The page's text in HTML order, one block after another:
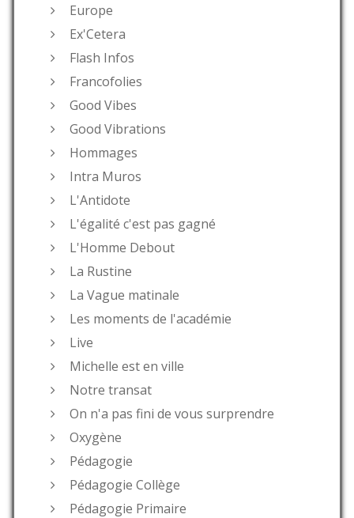
Europe
Ex'Cetera
Flash Infos
Francofolies
Good Vibes
Good Vibrations
Hommages
Intra Muros
L'Antidote
L'égalité c'est pas gagné
L'Homme Debout
La Rustine
La Vague matinale
Les moments de l'académie
Live
Michelle est en ville
Notre transat
On n'a pas fini de vous surprendre
Oxygène
Pédagogie
Pédagogie Collège
Pédagogie Primaire